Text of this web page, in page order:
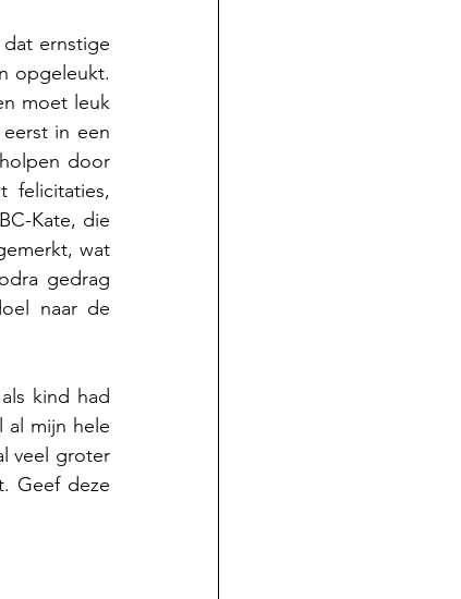
ernstige
opgeleukt.
moet leuk
in een
door
felicitaties,
Kate, die
wat
gedrag
naar de
kind had
al mijn hele
veel groter
Geef deze